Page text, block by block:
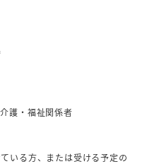
護・福祉関係者
いる方、または受ける予定の